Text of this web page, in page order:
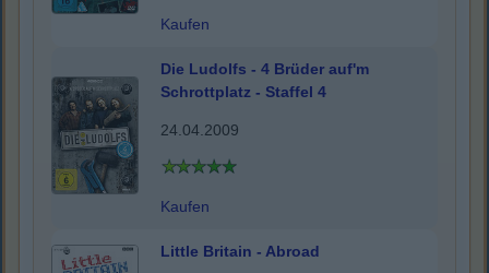
Kaufen
Die Ludolfs - 4 Brüder auf'm
Schrottplatz - Staffel 4
24.04.2009
Kaufen
Little Britain - Abroad